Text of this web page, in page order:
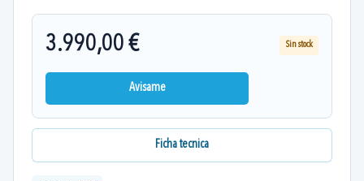
3.990,00 € Sin stock
Avisame
Ficha tecnica